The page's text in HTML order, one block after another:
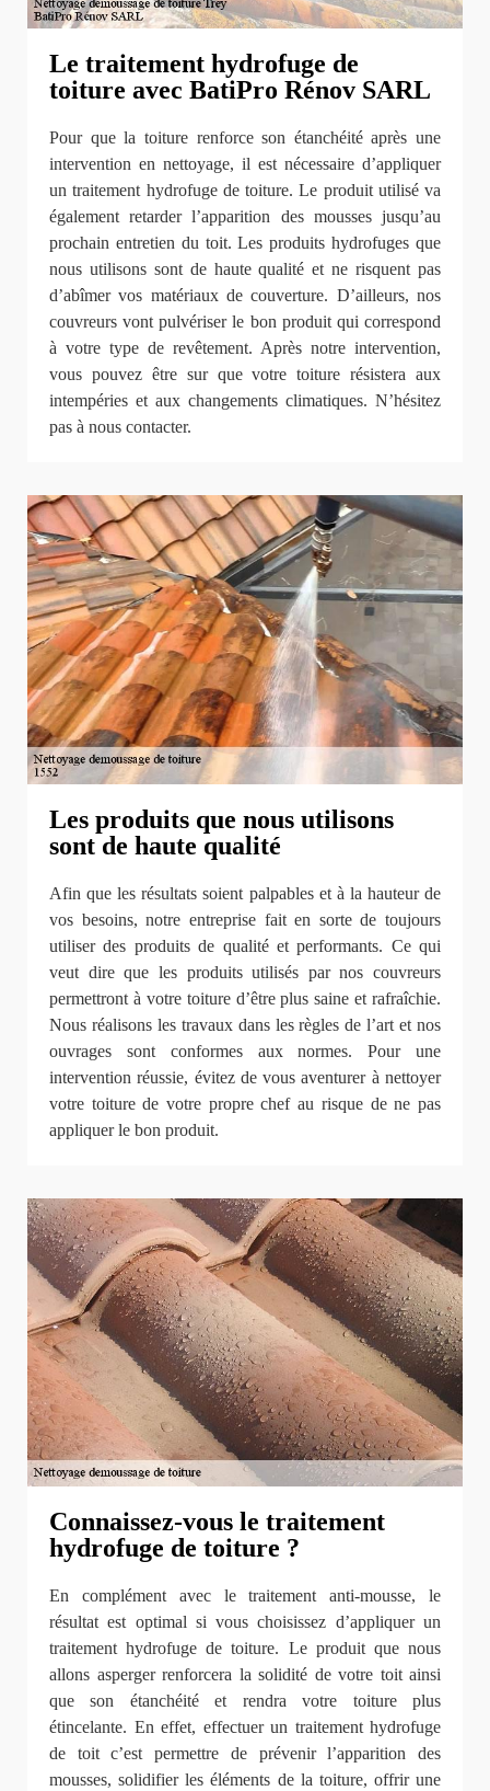
Le traitement hydrofuge de
toiture avec BatiPro Rénov SARL
Pour que la toiture renforce son étanchéité après une
intervention en nettoyage, il est nécessaire d’appliquer
un traitement hydrofuge de toiture. Le produit utilisé va
également retarder l’apparition des mousses jusqu’au
prochain entretien du toit. Les produits hydrofuges que
nous utilisons sont de haute qualité et ne risquent pas
d’abîmer vos matériaux de couverture. D’ailleurs, nos
couvreurs vont pulvériser le bon produit qui correspond
à votre type de revêtement. Après notre intervention,
vous pouvez être sur que votre toiture résistera aux
intempéries et aux changements climatiques. N’hésitez
pas à nous contacter.
Les produits que nous utilisons
sont de haute qualité
Afin que les résultats soient palpables et à la hauteur de
vos besoins, notre entreprise fait en sorte de toujours
utiliser des produits de qualité et performants. Ce qui
veut dire que les produits utilisés par nos couvreurs
permettront à votre toiture d’être plus saine et rafraîchie.
Nous réalisons les travaux dans les règles de l’art et nos
ouvrages sont conformes aux normes. Pour une
intervention réussie, évitez de vous aventurer à nettoyer
votre toiture de votre propre chef au risque de ne pas
appliquer le bon produit.
Connaissez-vous le traitement
hydrofuge de toiture ?
En complément avec le traitement anti-mousse, le
résultat est optimal si vous choisissez d’appliquer un
traitement hydrofuge de toiture. Le produit que nous
allons asperger renforcera la solidité de votre toit ainsi
que son étanchéité et rendra votre toiture plus
étincelante. En effet, effectuer un traitement hydrofuge
de toit c’est permettre de prévenir l’apparition des
mousses, solidifier les éléments de la toiture, offrir une